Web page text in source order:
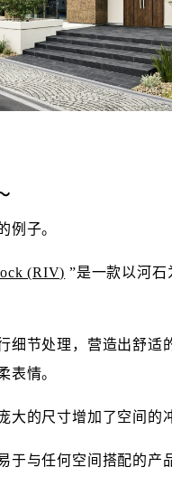
例子。
(RIV) ”是一款以河石
细节处理，营造出舒适
表情。
大的尺寸增加了空间的
于与任何空间搭配的产